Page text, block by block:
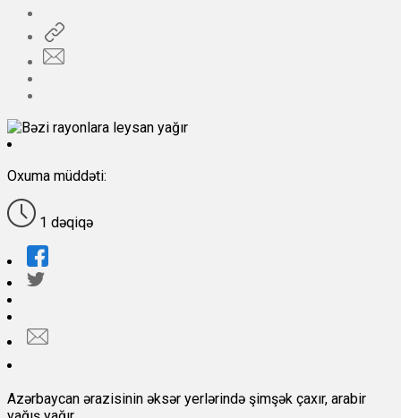
Oxuma müddəti:
1 dəqiqə
Azərbaycan ərazisinin əksər yerlərində şimşək çaxır, arabir